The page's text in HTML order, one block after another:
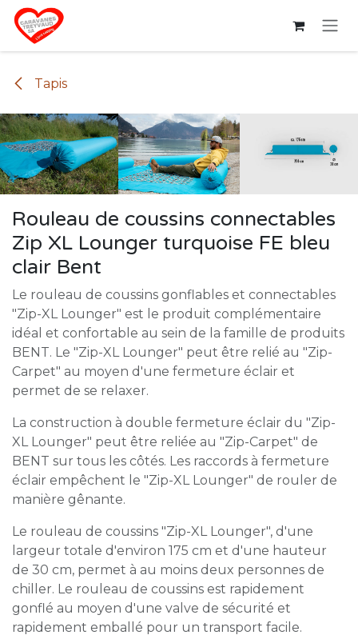
Se rendre au contenu
Tapis
Rouleau de coussins connectables
Zip XL Lounger turquoise FE bleu
clair Bent
Le rouleau de coussins gonflables et connectables
"Zip-XL Lounger" est le produit complémentaire
idéal et confortable au sein de la famille de produits
BENT. Le "Zip-XL Lounger" peut être relié au "Zip-
Carpet" au moyen d'une fermeture éclair et
permet de se relaxer.
La construction à double fermeture éclair du "Zip-
XL Lounger" peut être reliée au "Zip-Carpet" de
BENT sur tous les côtés. Les raccords à fermeture
éclair empêchent le "Zip-XL Lounger" de rouler de
manière gênante.
Le rouleau de coussins "Zip-XL Lounger", d'une
largeur totale d'environ 175 cm et d'une hauteur
de 30 cm, permet à au moins deux personnes de
chiller. Le rouleau de coussins est rapidement
gonflé au moyen d'une valve de sécurité et
rapidement emballé pour un transport facile.